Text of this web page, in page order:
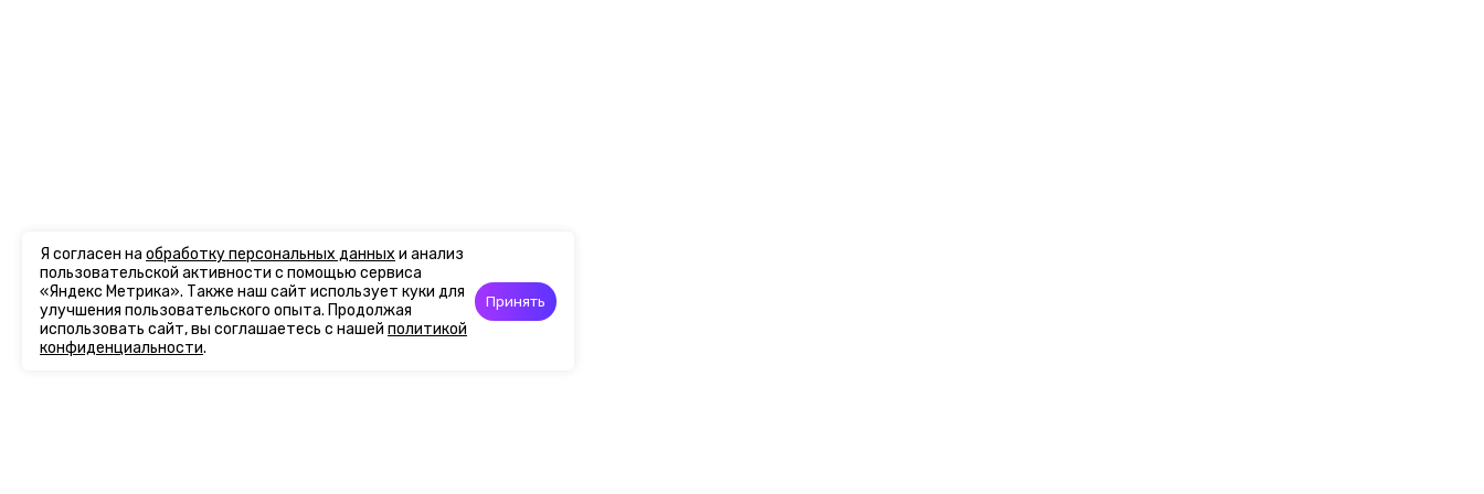
Я согласен на обработку персональных данных и анализ
пользовательской активности с помощью сервиса
«Яндекс Метрика». Также наш сайт использует куки для
улучшения пользовательского опыта. Продолжая
использовать сайт, вы соглашаетесь с нашей политикой
конфиденциальности.
Принять